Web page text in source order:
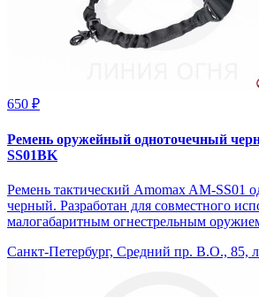
650 ₽
Ремень оружейный одноточечный
SS01BK
Ремень тактический Amomax AM-SS01
черный. Разработан для совместного
малогабаритным огнестрельным
Санкт-Петербург, Средний пр. В.О., 85,